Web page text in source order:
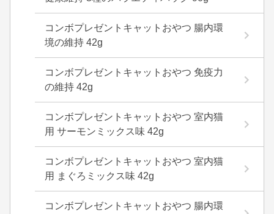
コンボプレゼントキャットおやつ 腸内環
境の維持 42g
コンボプレゼントキャットおやつ 免疫力
の維持 42g
コンボプレゼントキャットおやつ 室内猫
用 サーモンミックス味 42g
コンボプレゼントキャットおやつ 室内猫
用 まぐろミックス味 42g
コンボプレゼントキャットおやつ 腸内環